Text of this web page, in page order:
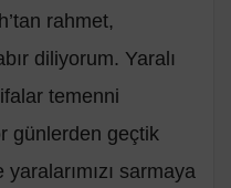
rahmet,
diliyorum. Yaralı
temenni
günlerden geçtik
sarmaya